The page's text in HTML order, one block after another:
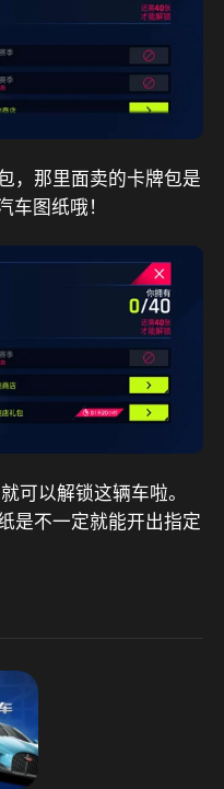
，那里面卖的卡牌包是
车图纸哦！
可以解锁这辆车啦。
是不一定就能开出指定